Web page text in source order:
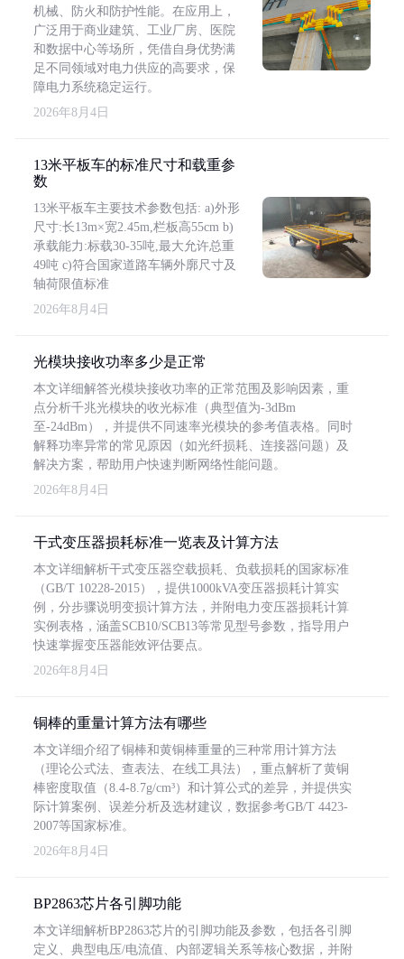
机械、防火和防护性能。在应用上，
广泛用于商业建筑、工业厂房、医院
和数据中心等场所，凭借自身优势满
足不同领域对电力供应的高要求，保
障电力系统稳定运行。
2026年8月4日
13米平板车的标准尺寸和载重参
数
13米平板车主要技术参数包括: a)外形
尺寸:长13m×宽2.45m,栏板高55cm b)
承载能力:标载30-35吨,最大允许总重
49吨 c)符合国家道路车辆外廓尺寸及
轴荷限值标准
2026年8月4日
光模块接收功率多少是正常
本文详细解答光模块接收功率的正常范围及影响因素，重
点分析千兆光模块的收光标准（典型值为-3dBm
至-24dBm），并提供不同速率光模块的参考值表格。同时
解释功率异常的常见原因（如光纤损耗、连接器问题）及
解决方案，帮助用户快速判断网络性能问题。
2026年8月4日
干式变压器损耗标准一览表及计算方法
本文详细解析干式变压器空载损耗、负载损耗的国家标准
（GB/T 10228-2015），提供1000kVA变压器损耗计算实
例，分步骤说明变损计算方法，并附电力变压器损耗计算
实例表格，涵盖SCB10/SCB13等常见型号参数，指导用户
快速掌握变压器能效评估要点。
2026年8月4日
铜棒的重量计算方法有哪些
本文详细介绍了铜棒和黄铜棒重量的三种常用计算方法
（理论公式法、查表法、在线工具法），重点解析了黄铜
棒密度取值（8.4-8.7g/cm³）和计算公式的差异，并提供实
际计算案例、误差分析及选材建议，数据参考GB/T 4423-
2007等国家标准。
2026年8月4日
BP2863芯片各引脚功能
本文详细解析BP2863芯片的引脚功能及参数，包括各引脚
定义、典型电压/电流值、内部逻辑关系等核心数据，并附